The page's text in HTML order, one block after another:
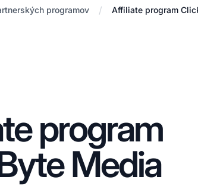
programov / Affiliate program
program
Media